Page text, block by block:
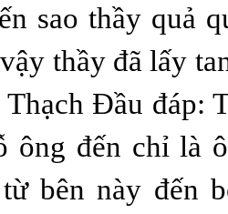
sao thầy quả
thầy đã lấy
Đầu đáp:
ông đến chỉ là
bên này đến